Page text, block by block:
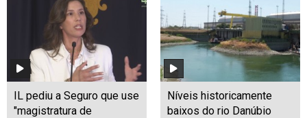
IL pediu a Seguro que use
"magistratura de
Níveis historicamente
baixos do rio Danúbio